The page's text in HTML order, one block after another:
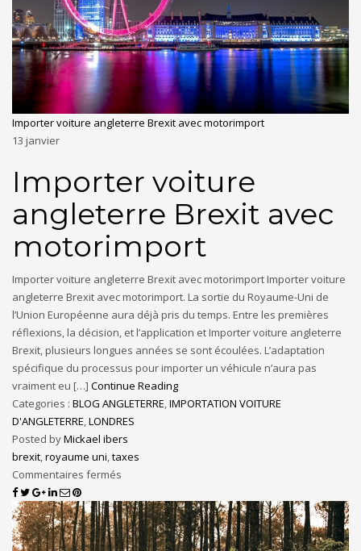
Importer voiture angleterre Brexit avec motorimport
13 janvier
Importer voiture
angleterre Brexit avec
motorimport
Importer voiture angleterre Brexit avec motorimport Importer voiture
angleterre Brexit avec motorimport. La sortie du Royaume-Uni de
l’Union Européenne aura déjà pris du temps. Entre les premières
réflexions, la décision, et l’application et Importer voiture angleterre
Brexit, plusieurs longues années se sont écoulées. L’adaptation
spécifique du processus pour importer un véhicule n’aura pas
vraiment eu […] Continue Reading
Categories : BLOG ANGLETERRE,IMPORTATION VOITURE
D'ANGLETERRE,LONDRES
Posted byMickael ibers
brexit,royaume uni,taxes
Commentaires fermés